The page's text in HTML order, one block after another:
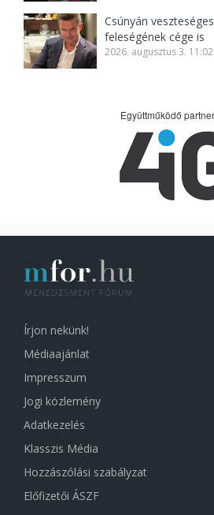
Csúnyán
feleségének cége is
2026. augusztus 3. 11:02
Együttműködő
Írjon nekünk!
Médiaajánlat
Impresszum
Jogi közlemény
Adatkezelés
Klasszis Média
Hozzászólási szabályzat
Előfizetői ÁSZF